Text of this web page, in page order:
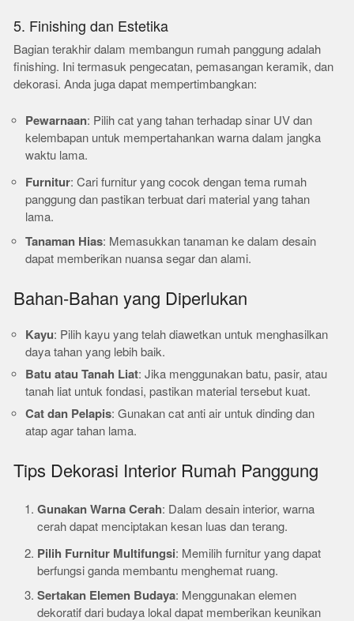
5. Finishing dan Estetika
Bagian terakhir dalam membangun rumah panggung adalah
finishing. Ini termasuk pengecatan, pemasangan keramik, dan
dekorasi. Anda juga dapat mempertimbangkan:
Pewarnaan: Pilih cat yang tahan terhadap sinar UV dan
kelembapan untuk mempertahankan warna dalam jangka
waktu lama.
Furnitur: Cari furnitur yang cocok dengan tema rumah
panggung dan pastikan terbuat dari material yang tahan
lama.
Tanaman Hias: Memasukkan tanaman ke dalam desain
dapat memberikan nuansa segar dan alami.
Bahan-Bahan yang Diperlukan
Kayu: Pilih kayu yang telah diawetkan untuk menghasilkan
daya tahan yang lebih baik.
Batu atau Tanah Liat: Jika menggunakan batu, pasir, atau
tanah liat untuk fondasi, pastikan material tersebut kuat.
Cat dan Pelapis: Gunakan cat anti air untuk dinding dan
atap agar tahan lama.
Tips Dekorasi Interior Rumah Panggung
Gunakan Warna Cerah: Dalam desain interior, warna
cerah dapat menciptakan kesan luas dan terang.
Pilih Furnitur Multifungsi: Memilih furnitur yang dapat
berfungsi ganda membantu menghemat ruang.
Sertakan Elemen Budaya: Menggunakan elemen
dekoratif dari budaya lokal dapat memberikan keunikan